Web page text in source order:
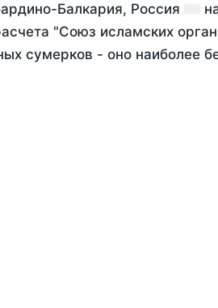
Балкария, Россия
"Союз исламских
сумерков - оно наиболее